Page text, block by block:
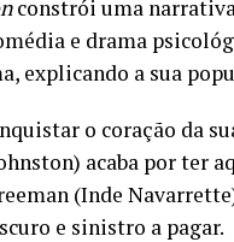
constrói uma
e drama
explicando a sua
o coração da
acaba por ter
(Inde
e sinistro a pagar.